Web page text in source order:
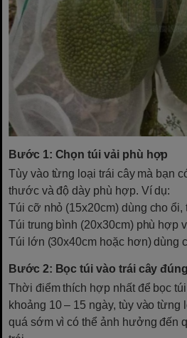
Bước 1: Chọn túi vải phù hợp
Tùy vào từng loại trái cây mà bạn
thước và độ dày phù hợp. Ví dụ:
Túi cỡ nhỏ (15x20cm) dùng cho
Túi trung bình (20x30cm) phù hợp
Túi lớn (30x40cm hoặc hơn) dùng
Bước 2: Bọc túi vào trái cây
Thời điểm thích hợp nhất để bọc
khoảng 10 – 15 ngày, tùy vào từng
quá sớm vì có thể ảnh hưởng đến